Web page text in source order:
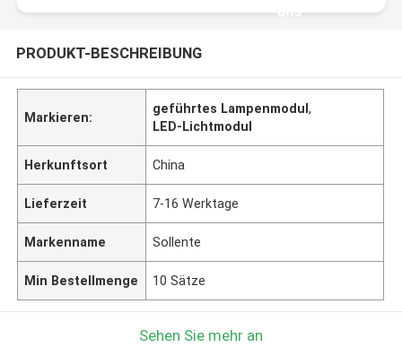
uns
PRODUKT-BESCHREIBUNG
Markieren:
geführtes Lampenmodul,
LED-Lichtmodul
Herkunftsort China
Lieferzeit 7-16 Werktage
Markenname Sollente
Min Bestellmenge 10 Sätze
Sehen Sie mehr an